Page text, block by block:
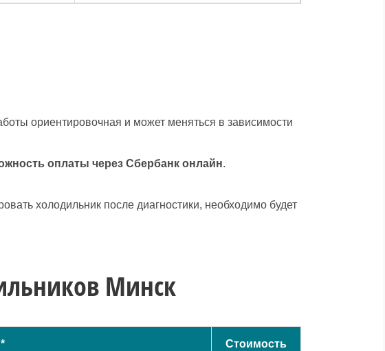
ориентировочная и может меняться в зависимости
оплаты через Сбербанк онлайн.
холодильник после диагностики, необходимо будет
Минск
Стоимость